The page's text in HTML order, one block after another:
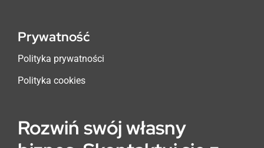
Prywatność
Polityka prywatności
Polityka cookies
Rozwiń swój własny